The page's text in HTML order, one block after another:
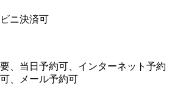
ニ決済可
、当日予約可、インターネット予約
、メール予約可